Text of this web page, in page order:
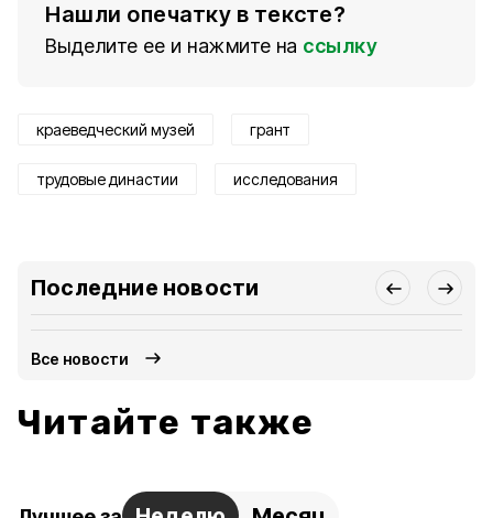
Нашли опечатку в тексте?
Выделите ее и нажмите на ссылку
краеведческий музей грант
трудовые династии исследования
Последние новости
Все новости
Читайте также